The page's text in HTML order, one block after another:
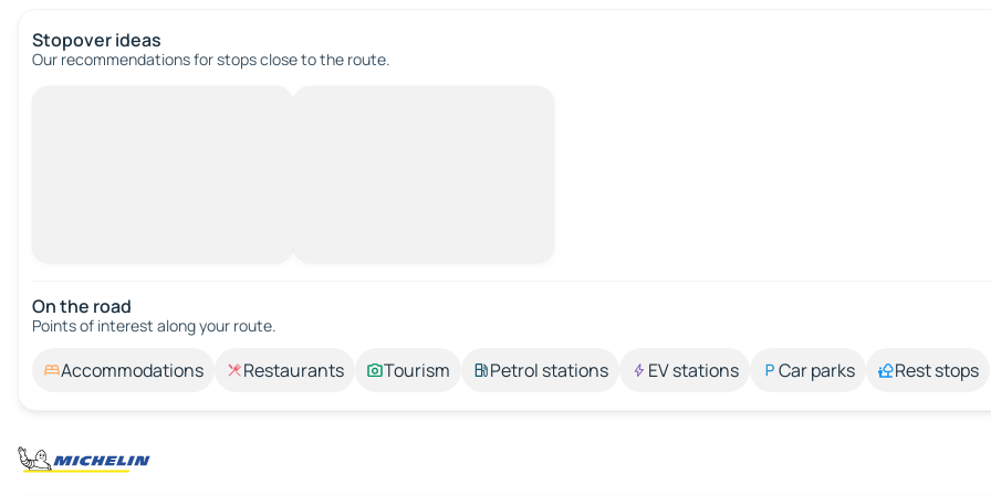
Stopover ideas
Our recommendations for stops close to the route.
On the road
Points of interest along your route.
Accommodations Restaurants Tourism Petrol stations EV stations Car parks Rest stops